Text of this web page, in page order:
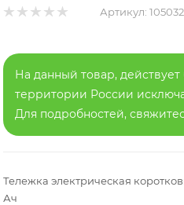
Артикул:
На данный товар, действует
территории России
Для подробностей,
Тележка электрическая
Ач